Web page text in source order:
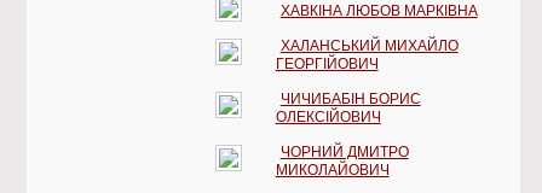
ХАВКІНА ЛЮБОВ МАРКІВНА
ХАЛАНСЬКИЙ МИХАЙЛО
ГЕОРГІЙОВИЧ
ЧИЧИБАБІН БОРИС
ОЛЕКСІЙОВИЧ
ЧОРНИЙ ДМИТРО
МИКОЛАЙОВИЧ